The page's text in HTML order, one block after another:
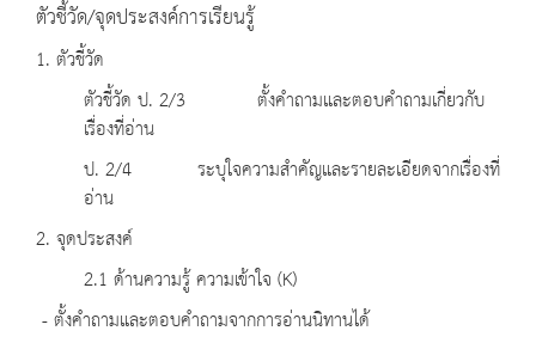
ตัวชี้วัด/จุดประสงค์การเรียนรู้
1. ตัวชี้วัด
ตัวชี้วัด ป. 2/3 ตั้งคำถามและตอบคำถามเกี่ยวกับ
เรื่องที่อ่าน
ป. 2/4 ระบุใจความสำคัญและรายละเอียดจากเรื่องที่
อ่าน
2. จุดประสงค์
2.1 ด้านความรู้ ความเข้าใจ (K)
- ตั้งคำถามและตอบคำถามจากการอ่านนิทานได้